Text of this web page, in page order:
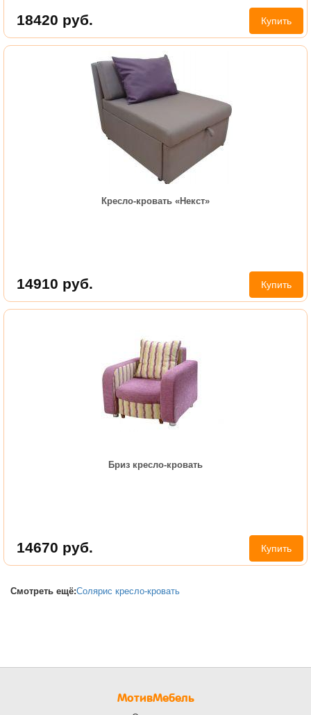
18420 руб. Купить
Кресло-кровать «Некст»
14910 руб. Купить
Бриз кресло-кровать
14670 руб. Купить
Смотреть ещё:Солярис кресло-кровать
МотивМебель